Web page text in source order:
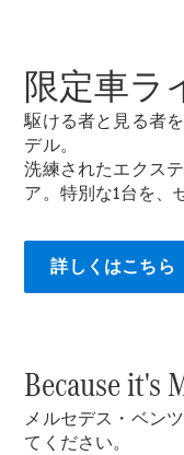
All Compact
A-Class
B-Class
スト
オンライン
ショールー
限定車ラ
駆ける者と見る者
デル。
洗練されたエクス
ア。特別な1台を、
詳しくはこちら
Because it's
メルセデス・ベン
てください。